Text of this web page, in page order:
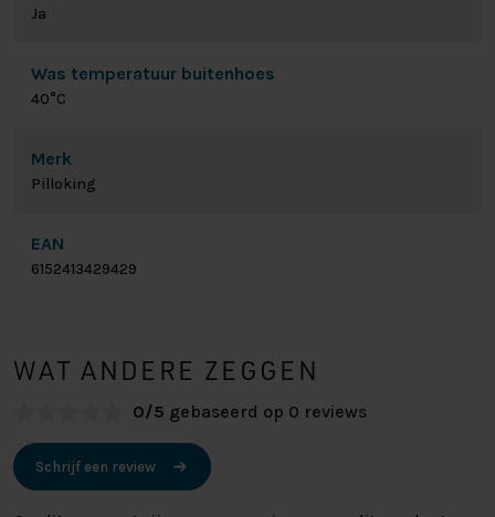
Ja
Was temperatuur buitenhoes
40°C
Merk
Pilloking
EAN
6152413429429
WAT ANDERE ZEGGEN
0/5 gebaseerd op 0 reviews
Schrijf een review